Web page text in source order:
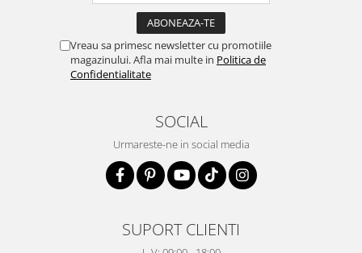
Vreau sa primesc newsletter cu promotiile
magazinului. Afla mai multe in Politica de
Confidentialitate
SOCIAL
Urmareste-ne in social media
SUPORT CLIENTI